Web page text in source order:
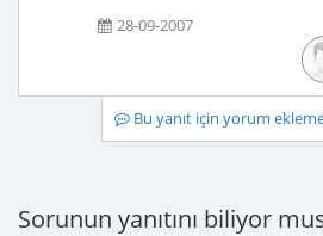
28-09-2007
Bu yanıt için yorum
Sorunun yanıtını biliyor